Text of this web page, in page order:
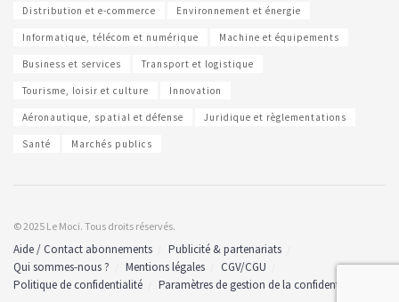
Distribution et e-commerce Environnement et énergie
Informatique, télécom et numérique Machine et équipements
Business et services Transport et logistique
Tourisme, loisir et culture Innovation
Aéronautique, spatial et défense Juridique et règlementations
Santé Marchés publics
© 2025 Le Moci. Tous droits réservés.
Aide / Contact abonnements
Publicité & partenariats
Qui sommes-nous ?
Mentions légales
CGV/CGU
Politique de confidentialité
Paramètres de gestion de la confidentialité